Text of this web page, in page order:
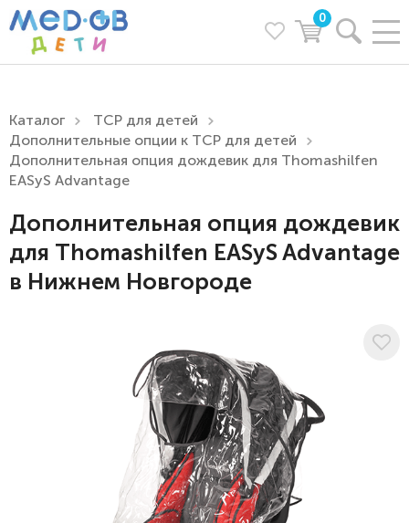
0
Каталог
ТСР для детей
Дополнительные опции к ТСР для детей
Дополнительная опция дождевик для Thomashilfen
EASyS Advantage
Дополнительная опция дождевик
для Thomashilfen EASyS Advantage
в Нижнем Новгороде